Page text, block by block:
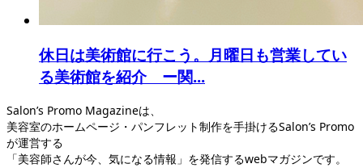
休日は美術館に行こう。月曜日も営業してい
る美術館を紹介 ー関...
Salon’s Promo Magazineは、
美容室のホームページ・パンフレット制作を手掛けるSalon’s Promo
が運営する
「美容師さんが今、気になる情報」を発信するwebマガジンです。